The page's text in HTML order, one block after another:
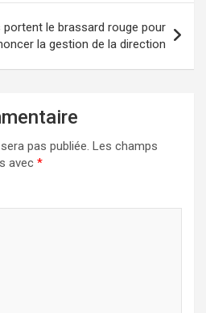
portent le brassard rouge pour
la gestion de la direction
pas publiée. Les champs
avec *